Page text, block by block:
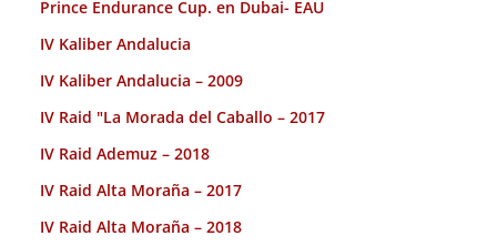
Prince Endurance Cup. en Dubai- EAU
IV Kaliber Andalucia
IV Kaliber Andalucia – 2009
IV Raid "La Morada del Caballo – 2017
IV Raid Ademuz – 2018
IV Raid Alta Moraña – 2017
IV Raid Alta Moraña – 2018